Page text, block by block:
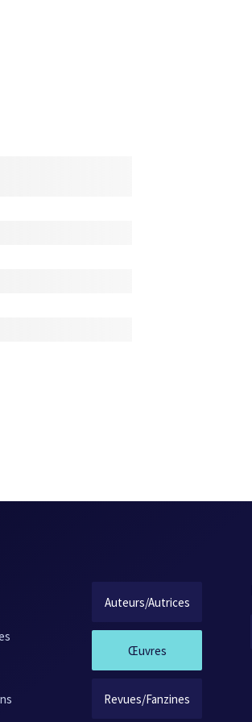
Auteurs/Autrices
Œuvres
Revues/Fanzines